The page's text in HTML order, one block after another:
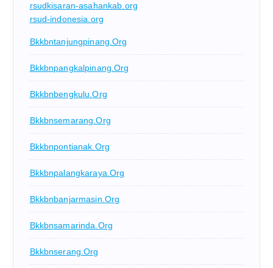
rsudkisaran-asahankab.org
rsud-indonesia.org
Bkkbntanjungpinang.org
Bkkbnpangkalpinang.org
Bkkbnbengkulu.org
Bkkbnsemarang.org
Bkkbnpontianak.org
Bkkbnpalangkaraya.org
Bkkbnbanjarmasin.org
Bkkbnsamarinda.org
Bkkbnserang.org